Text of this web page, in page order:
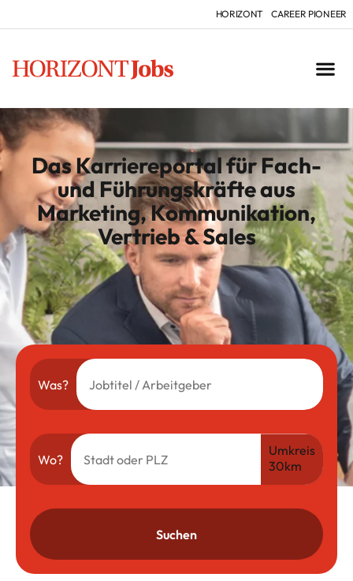
HORIZONT CAREER PIONEER
Das Karriereportal für Fach-
und Führungskräfte aus
Marketing, Kommunikation,
Vertrieb & Sales
Was?
Wo?
Umkreis